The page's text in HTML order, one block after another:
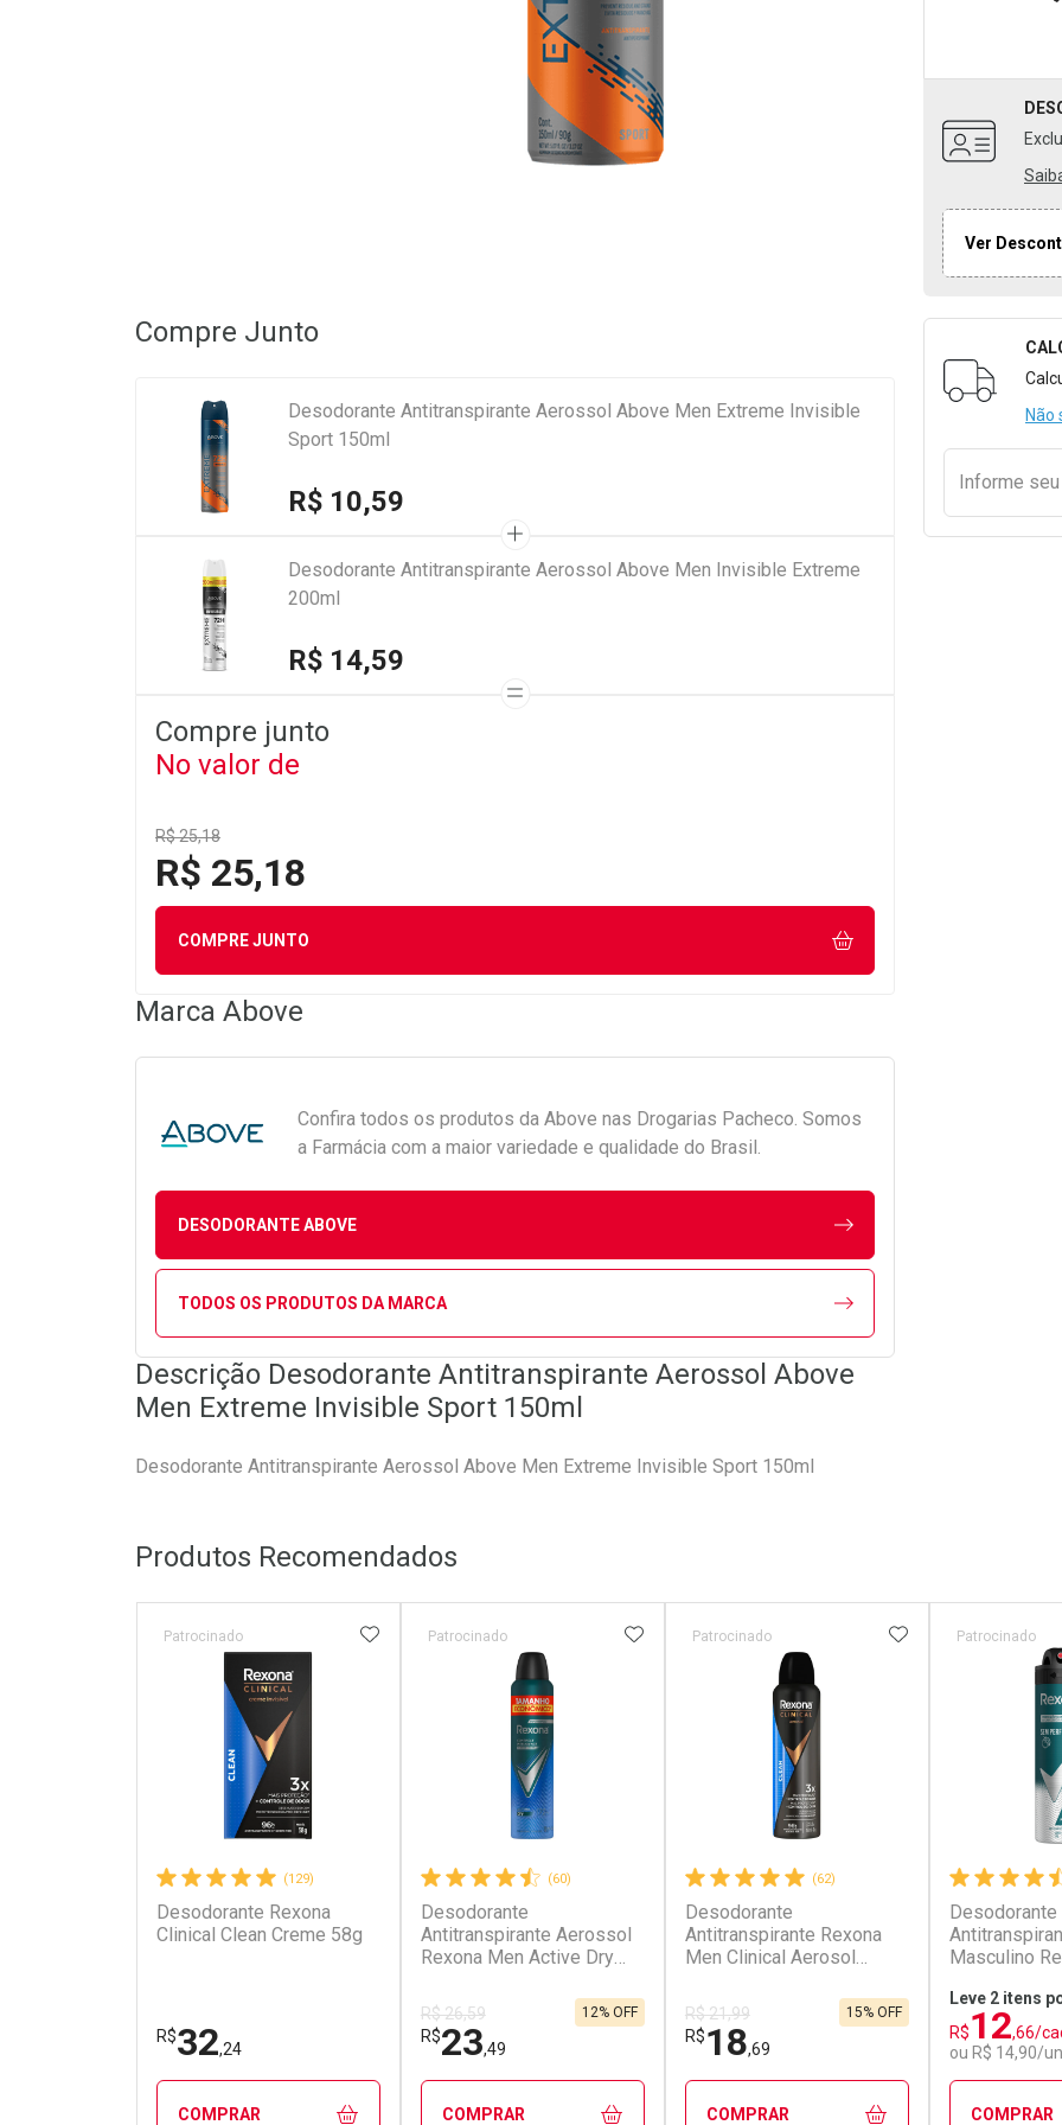
Ver
Não
Informe seu
Compre Junto
Desodorante Antitranspirante Aerossol Above Men Extreme Invisible
Sport 150ml
R$ 10,59
Desodorante Antitranspirante Aerossol Above Men Invisible Extreme
200ml
R$ 14,59
Compre junto
No valor de
R$ 25,18
R$ 25,18
COMPRE JUNTO
Marca Above
Confira todos os produtos da Above nas Drogarias Pacheco. Somos
a Farmácia com a maior variedade e qualidade do Brasil.
DESODORANTE ABOVE
TODOS OS PRODUTOS DA MARCA
Descrição Desodorante Antitranspirante Aerossol Above
Men Extreme Invisible Sport 150ml
Desodorante Antitranspirante Aerossol Above Men Extreme Invisible Sport 150ml
Produtos Recomendados
(129)
Desodorante Rexona
Clinical Clean Creme 58g
Patrocinado
R$32,24
ADICIONAR AOS FAVORITOS
COMPRAR
(60)
Desodorante
Antitranspirante Aerossol
Rexona Men Active Dry
Patrocinado
R$ 26,59
R$23,49
12% OFF
ADICIONAR AOS FAVORITOS
COMPRAR
(62)
Desodorante
Antitranspirante Rexona
Men Clinical Aerosol
Patrocinado
R$ 21,99
R$18,69
15% OFF
ADICIONAR AOS
COMPRAR
Desodorante
Masculino
Patrocinado
Leve 2 itens
R$12,66/
ou R$ 14,90/un
COMPRAR